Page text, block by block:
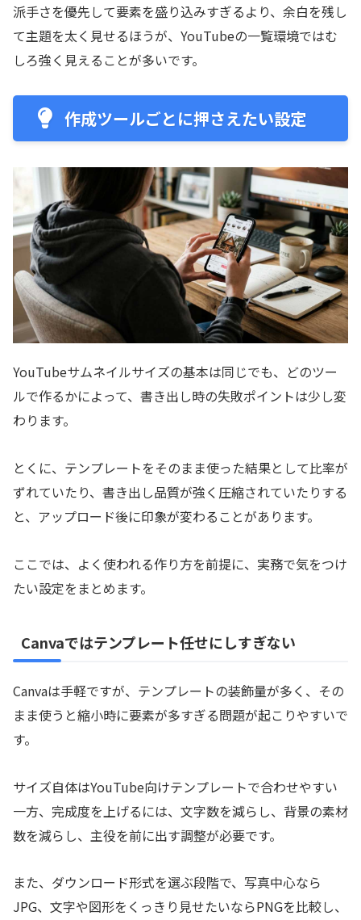
派手さを優先して要素を盛り込みすぎるより、余白を残し
て主題を太く見せるほうが、YouTubeの一覧環境ではむ
しろ強く見えることが多いです。
作成ツールごとに押さえたい設定
YouTubeサムネイルサイズの基本は同じでも、どのツー
ルで作るかによって、書き出し時の失敗ポイントは少し変
わります。
とくに、テンプレートをそのまま使った結果として比率が
ずれていたり、書き出し品質が強く圧縮されていたりする
と、アップロード後に印象が変わることがあります。
ここでは、よく使われる作り方を前提に、実務で気をつけ
たい設定をまとめます。
Canvaではテンプレート任せにしすぎない
Canvaは手軽ですが、テンプレートの装飾量が多く、その
まま使うと縮小時に要素が多すぎる問題が起こりやすいで
す。
サイズ自体はYouTube向けテンプレートで合わせやすい
一方、完成度を上げるには、文字数を減らし、背景の素材
数を減らし、主役を前に出す調整が必要です。
また、ダウンロード形式を選ぶ段階で、写真中心なら
JPG、文字や図形をくっきり見せたいならPNGを比較し、